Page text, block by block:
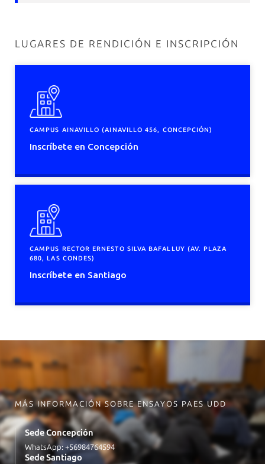
LUGARES DE RENDICIÓN E INSCRIPCIÓN
CAMPUS AINAVILLO (AINAVILLO 456, CONCEPCIÓN)
Inscríbete en Concepción
CAMPUS RECTOR ERNESTO SILVA BAFALLUY (AV. PLAZA
680, LAS CONDES)
Inscríbete en Santiago
MÁS INFORMACIÓN SOBRE ENSAYOS PAES UDD
Sede Concepción
WhatsApp:+56984764594
Sede Santiago